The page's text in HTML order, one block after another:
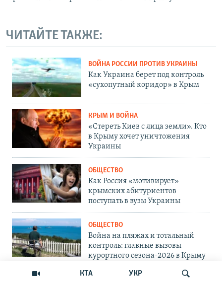
КТА УКР
ЧИТАЙТЕ ТАКЖЕ:
ВОЙНА РОССИИ ПРОТИВ УКРАИНЫ
Как Украина берет под контроль
«сухопутный коридор» в Крым
КРЫМ И ВОЙНА
«Стереть Киев с лица земли». Кто
в Крыму хочет уничтожения
Украины
ОБЩЕСТВО
Как Россия «мотивирует»
крымских абитуриентов
поступать в вузы Украины
ОБЩЕСТВО
Война на пляжах и тотальный
контроль: главные вызовы
курортного сезона-2026 в Крыму